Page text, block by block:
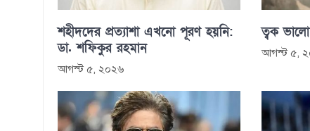
শহীদদের প্রত্যাশা এখনো পূরণ হয়নি:
ডা. শফিকুর রহমান
আগস্ট ৫, ২০২৬
ত্বক
আগস্ট ৫,